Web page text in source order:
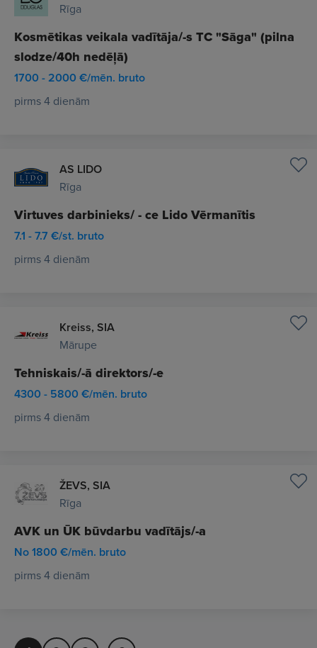
Rīga
Kosmētikas veikala vadītāja/-s TC "Sāga" (pilna
slodze/40h nedēļā)
1700 - 2000 €/mēn. bruto
pirms 4 dienām
AS LIDO
Rīga
Virtuves darbinieks/ - ce Lido Vērmanītis
7.1 - 7.7 €/st. bruto
pirms 4 dienām
Kreiss, SIA
Mārupe
Tehniskais/-ā direktors/-e
4300 - 5800 €/mēn. bruto
pirms 4 dienām
ŽEVS, SIA
Rīga
AVK un ŪK būvdarbu vadītājs/-a
No 1800 €/mēn. bruto
pirms 4 dienām